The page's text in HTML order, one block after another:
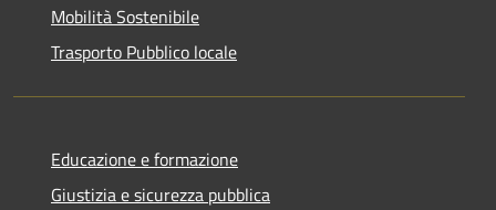
Mobilità Sostenibile
Trasporto Pubblico locale
Educazione e formazione
Giustizia e sicurezza pubblica